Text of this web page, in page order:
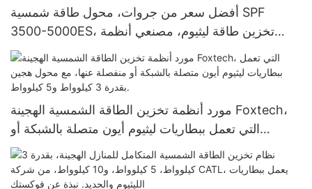
أفضل سعر من جروات، محول طاقة شمسية SPF
3500-5000ES، تخزين طاقة ليثيوم، مصنعي أنظمة
الطاقة الشمسية المنزلية
مورد أنظمة تخزين الطاقة الشمسية الهجينة Foxtech،
التي تعمل ببطاريات ليثيوم أيون متصلة بالشبكة أو
منفصلة عنها، مع محول هجين بقدرة 3 كيلوواط و5